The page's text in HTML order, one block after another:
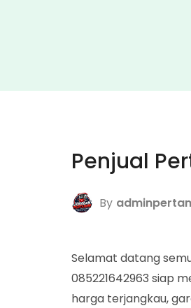
Penjual
By
Selamat datang
085221642963 siap
harga terjangkau,